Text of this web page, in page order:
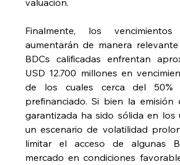
valuación.
Finalmente, los
aumentarán de manera
BDCs calificadas enfrentan
USD 12.700 millones en
de los cuales cerca del
prefinanciado. Si bien la emisión
garantizada ha sido sólida en los
un escenario de volatilidad
limitar el acceso de algunas
mercado en condiciones